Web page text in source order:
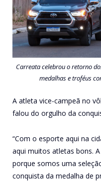
Carreata celebrou o retorno
medalhas e troféus
A atleta vice-campeã no
falou do orgulho da
“Com o esporte aqui na
aqui muitos atletas bons.
porque somos uma
conquista da medalha de